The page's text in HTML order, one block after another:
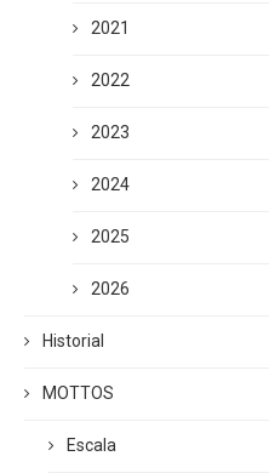
2021
2022
2023
2024
2025
2026
Historial
MOTTOS
Escala